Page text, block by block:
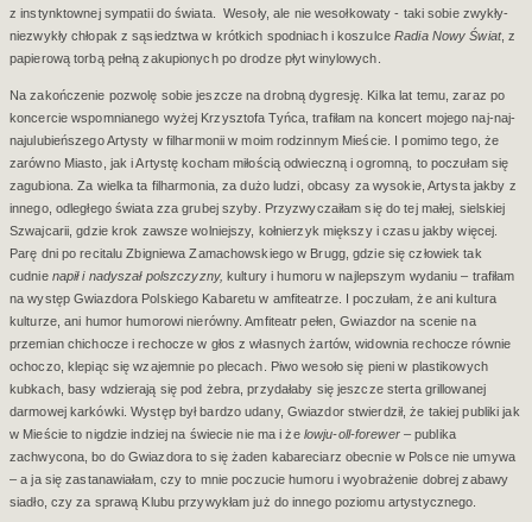
z instynktownej sympatii do świata. Wesoły, ale nie wesołkowaty - taki sobie zwykły-
niezwykły chłopak z sąsiedztwa w krótkich spodniach i koszulceRadia Nowy Świat, z
papierową torbą pełną zakupionych po drodze płyt winylowych.
Na zakończenie pozwolę sobie jeszcze na drobną dygresję. Kilka lat temu, zaraz po
koncercie wspomnianego wyżej Krzysztofa Tyńca, trafiłam na koncert mojego naj-naj-
najulubieńszego Artysty w filharmonii w moim rodzinnym Mieście. I pomimo tego, że
zarówno Miasto, jak i Artystę kocham miłością odwieczną i ogromną, to poczułam się
zagubiona. Za wielka ta filharmonia, za dużo ludzi, obcasy za wysokie, Artysta jakby z
innego, odległego świata zza grubej szyby. Przyzwyczaiłam się do tej małej, sielskiej
Szwajcarii, gdzie krok zawsze wolniejszy, kołnierzyk miększy i czasu jakby więcej.
Parę dni po recitalu Zbigniewa Zamachowskiego w Brugg, gdzie się człowiek tak
cudnie napił i nadyszał polszczyzny, kultury i humoru w najlepszym wydaniu – trafiłam
na występ Gwiazdora Polskiego Kabaretu w amfiteatrze. I poczułam, że ani kultura
kulturze, ani humor humorowi nierówny. Amfiteatr pełen, Gwiazdor na scenie na
przemian chichocze i rechocze w głos z własnych żartów, widownia rechocze równie
ochoczo, klepiąc się wzajemnie po plecach. Piwo wesoło się pieni w plastikowych
kubkach, basy wdzierają się pod żebra, przydałaby się jeszcze sterta grillowanej
darmowej karkówki. Występ był bardzo udany, Gwiazdor stwierdził, że takiej publiki jak
w Mieście to nigdzie indziej na świecie nie ma i że lowju-oll-forewer– publika
zachwycona, bo do Gwiazdora to się żaden kabareciarz obecnie w Polsce nie umywa
– a ja się zastanawiałam, czy to mnie poczucie humoru i wyobrażenie dobrej zabawy
siadło, czy za sprawą Klubu przywykłam już do innego poziomu artystycznego.